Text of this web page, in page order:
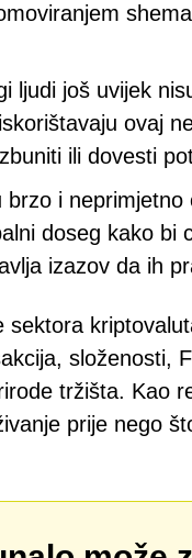
ljudi još uvijek
ovaj
ili dovesti
i
doseg kako bi
izazov da ih
složenosti,
tržišta. Kao
prije nego